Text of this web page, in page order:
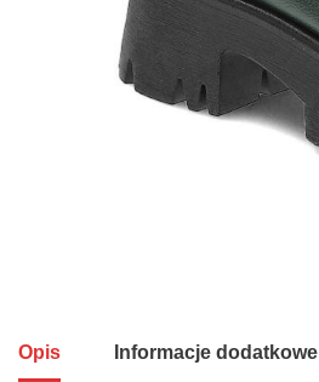
Opis Informacje dodatkowe